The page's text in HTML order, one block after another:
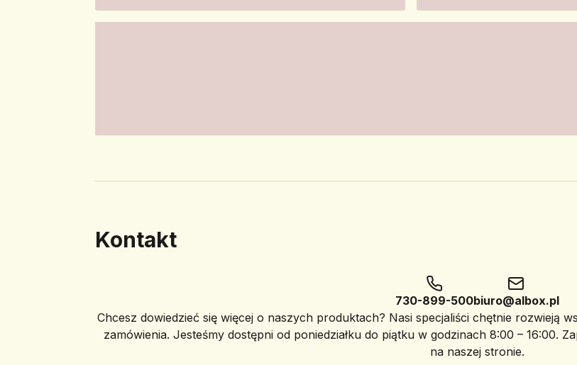
Kontakt
730-899-500biuro@albox.pl
Chcesz dowiedzieć się więcej o naszych produktach? Nasi specjaliści chętnie rozwieją
zamówienia. Jesteśmy dostępni od poniedziałku do piątku w godzinach 8:00 – 16:00.
na naszej stronie.